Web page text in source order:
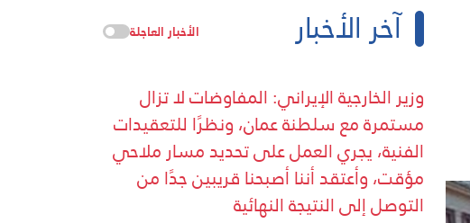
آخر الأخبار الأخبار العاجلة
وزير الخارجية الإيراني: المفاوضات لا تزال
مستمرة مع سلطنة عمان، ونظرًا للتعقيدات
الفنية، يجري العمل على تحديد مسار ملاحي
مؤقت، وأعتقد أننا أصبحنا قريبين جدًا من
التوصل إلى النتيجة النهائية